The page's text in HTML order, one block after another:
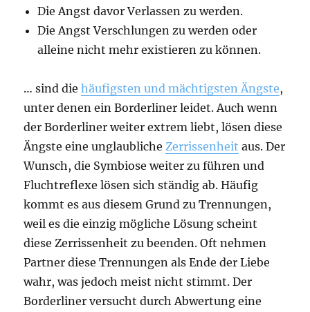
Die Angst davor Verlassen zu werden.
Die Angst Verschlungen zu werden oder
alleine nicht mehr existieren zu können.
… sind diehäufigsten und mächtigsten Ängste,
unter denen ein Borderliner leidet. Auch wenn
der Borderliner weiter extrem liebt, lösen diese
Ängste eine unglaubliche Zerrissenheit aus. Der
Wunsch, die Symbiose weiter zu führen und
Fluchtreflexe lösen sich ständig ab. Häufig
kommt es aus diesem Grund zu Trennungen,
weil es die einzig mögliche Lösung scheint
diese Zerrissenheit zu beenden. Oft nehmen
Partner diese Trennungen als Ende der Liebe
wahr, was jedoch meist nicht stimmt. Der
Borderliner versucht durch Abwertung eine